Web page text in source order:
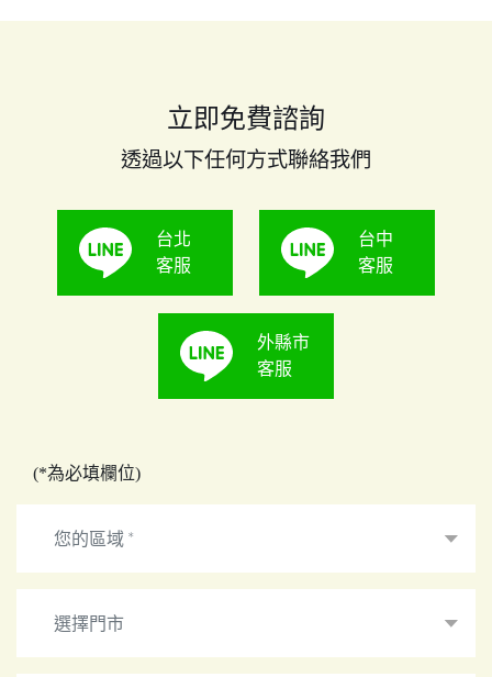
立即免費諮詢
透過以下任何方式聯絡我們
台北
客服
台中
客服
外縣市
客服
(*為必填欄位)